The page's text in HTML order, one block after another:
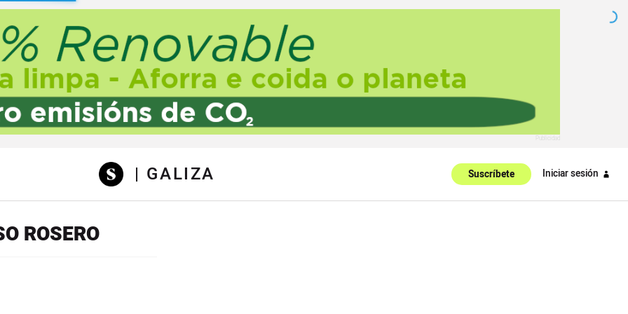
| GALIZA Suscríbete Iniciar sesión
ROSERO